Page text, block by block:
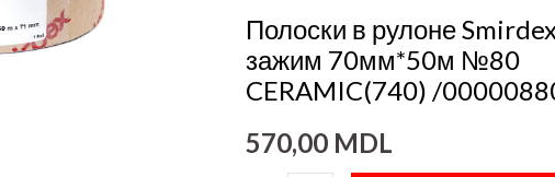
Полоски в рулоне
зажим 70мм*50м №80
CERAMIC(740) /
570,00 MDL
70мм*50м
№80
CERAMIC(740)
quantity